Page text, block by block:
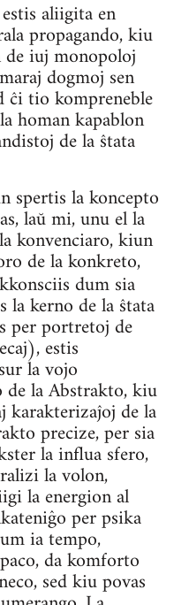
aliigita en
propagando, kiu
de iuj monopoloj
dogmoj sen
ĉi tio kompreneble
homan kapablon
de la ŝtata
spertis la koncepto
laŭ mi, unu el la
konvenciaro, kiun
de la konkreto,
dum sia
la kerno de la ŝtata
portretoj de
estis
la vojo
la Abstrakto, kiu
karakterizaĵoj de la
precize, per sia
la influa sfero,
la volon,
la energion al
per psika
ia tempo,
da komforto
sed kiu povas